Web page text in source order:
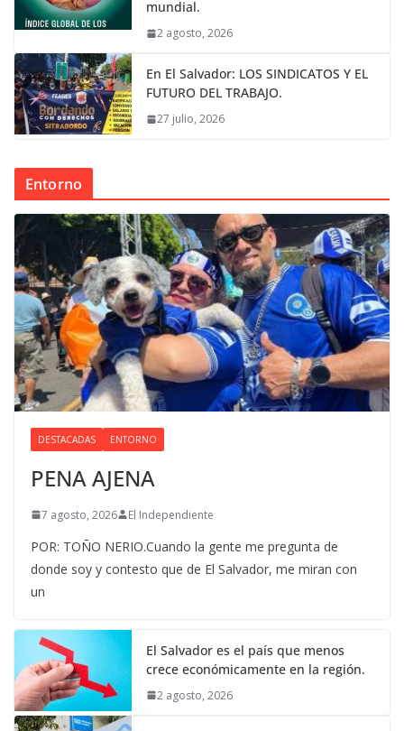
mundial.
2 agosto, 2026
En El Salvador: LOS SINDICATOS Y EL
FUTURO DEL TRABAJO.
27 julio, 2026
Entorno
DESTACADAS ENTORNO
PENA AJENA
7 agosto, 2026 El Independiente
POR: TOÑO NERIO.Cuando la gente me pregunta de
donde soy y contesto que de El Salvador, me miran con
un
El Salvador es el país que menos
crece económicamente en la región.
2 agosto, 2026